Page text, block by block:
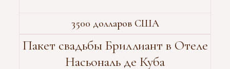
3500 долларов США
Пакет свадьбы Бриллиант в Отеле
Насьональ де Куба